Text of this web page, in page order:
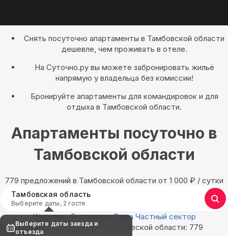
Снять посуточно апартаменты в Тамбовской области
дешевле, чем проживать в отеле.
На Суточно.ру вы можете забронировать жильё
напрямую у владельца без комиссии!
Бронируйте апартаменты для командировок и для
отдыха в Тамбовской области.
Апартаменты посуточно в
Тамбовской области
779 предложений в Тамбовской области oт 1 000 ₽ / сутки
Тамбовская область
Выберите даты, 2 гостя
Квартиры Гостиницы Дома Частный сектор
Найдём, где остановиться в Тамбовской области: 779
Выберите даты заезда и
отъезда